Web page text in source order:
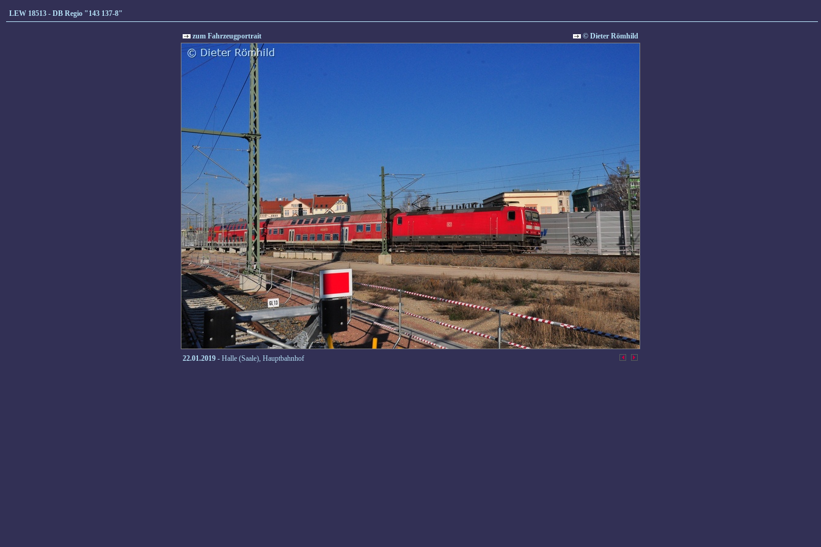
LEW 18513 - DB Regio "143 137-8"
zum Fahrzeugportrait © Dieter Römhild
22.01.2019 - Halle (Saale), Hauptbahnhof